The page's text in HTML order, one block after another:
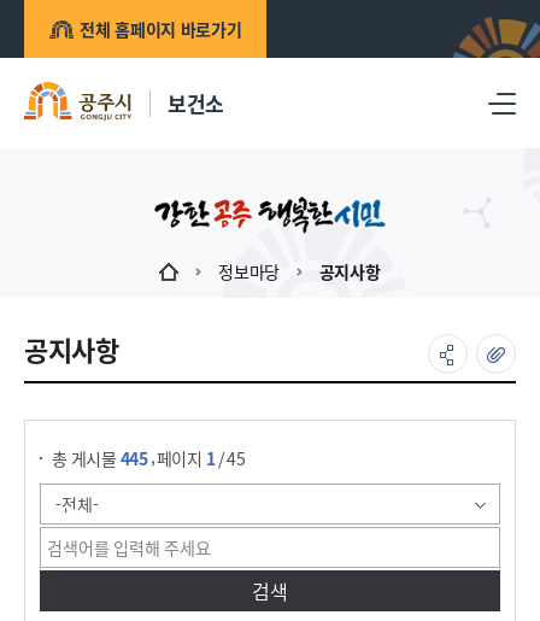
전체 홈페이지 바로가기
보건소
정보마당 공지사항
공지사항
게시물 검색
총 게시물445,페이지 1/ 45